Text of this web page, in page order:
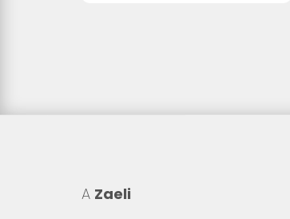
A Zaeli